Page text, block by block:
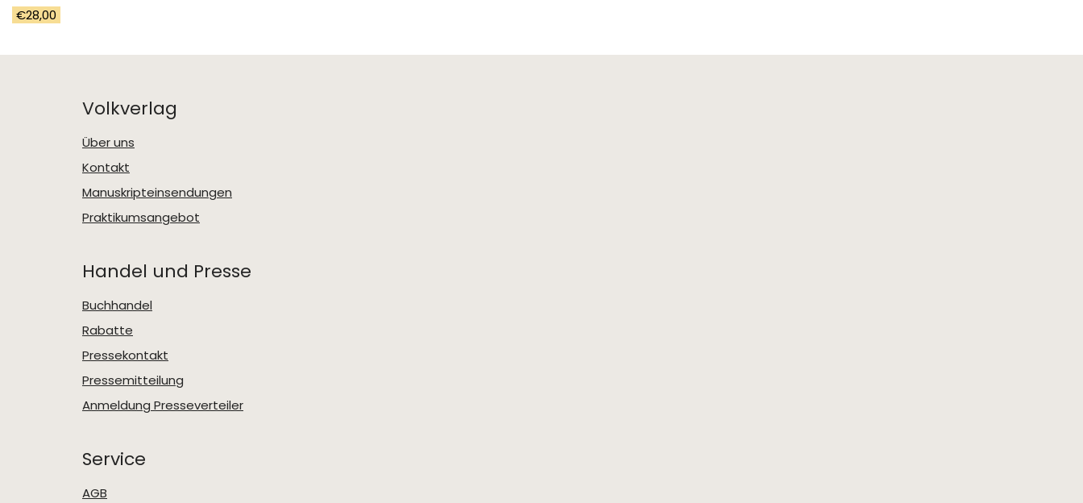
€28,00
Volkverlag
Über uns
Kontakt
Manuskripteinsendungen
Praktikumsangebot
Handel und Presse
Buchhandel
Rabatte
Pressekontakt
Pressemitteilung
Anmeldung Presseverteiler
Service
AGB